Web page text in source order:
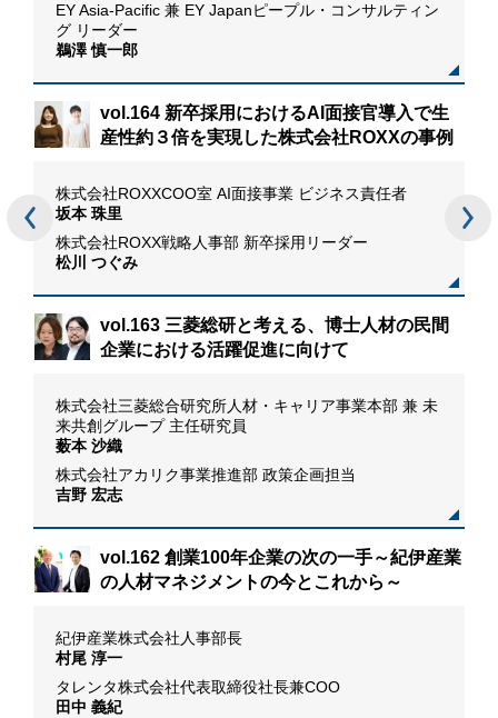
EY Asia-Pacific 兼 EY Japanピープル・コンサルティン
グ リーダー
鵜澤 慎一郎
vol.164 新卒採用におけるAI面接官導入で生
産性約３倍を実現した株式会社ROXXの事例
株式会社ROXXCOO室 AI面接事業 ビジネス責任者
坂本 珠里
株式会社ROXX戦略人事部 新卒採用リーダー
松川 つぐみ
vol.163 三菱総研と考える、博士人材の民間
企業における活躍促進に向けて
株式会社三菱総合研究所人材・キャリア事業本部 兼 未
来共創グループ 主任研究員
薮本 沙織
株式会社アカリク事業推進部 政策企画担当
吉野 宏志
vol.162 創業100年企業の次の一手～紀伊産業
の人材マネジメントの今とこれから～
紀伊産業株式会社人事部長
村尾 淳一
タレンタ株式会社代表取締役社長兼COO
田中 義紀